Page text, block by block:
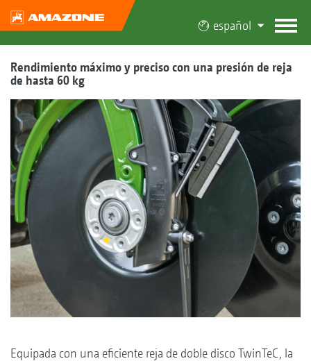
español
Rendimiento máximo y preciso con una presión de reja
de hasta 60 kg
Equipada con una eficiente reja de doble disco TwinTeC, la